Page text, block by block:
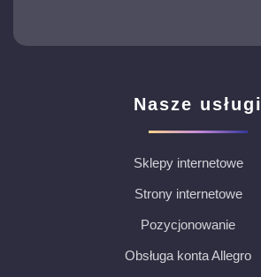
Nasze usługi
Sklepy internetowe
Strony internetowe
Pozycjonowanie
Obsługa konta Allegro